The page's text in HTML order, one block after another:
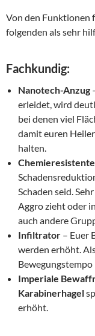
Von den Funktionen
folgenden als sehr
Fachkundig:
Nanotech-Anzug
erleidet, wird
bei denen viel
damit euren
halten.
Schaden seid.
Aggro zieht oder
auch andere
Infiltrator – Euer
werden erhöht.
Imperiale
Karabinerhagel
erhöht.